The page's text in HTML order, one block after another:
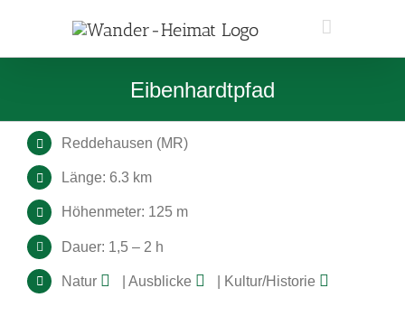
Eibenhardtpfad
Reddehausen (MR)
Länge: 6.3 km
Höhenmeter: 125 m
Dauer: 1,5 – 2 h
Natur | Ausblicke | Kultur/Historie